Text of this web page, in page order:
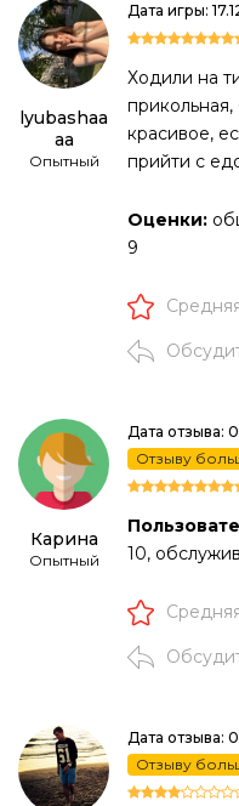
lyubashaa
aa
Опытный
Дата игры:
Ходили на
красивое,
прийти с
Оценки:
9
Карина
Опытный
Дата отзыва:
Отзыву
10,
Дата отзыва:
Отзыву